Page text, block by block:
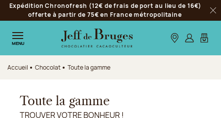
Aller à la navigation
Aller au contenu principal
Aller au pied de page
Expédition Chronofresh (12€ de frais de port au lieu de 16€)
offerte à partir de 75€ en France métropolitaine
MENU Nos boutiques
S’identifier
Mon
Accueil Chocolat Toute la gamme
Toute la gamme
TROUVER VOTRE BONHEUR !